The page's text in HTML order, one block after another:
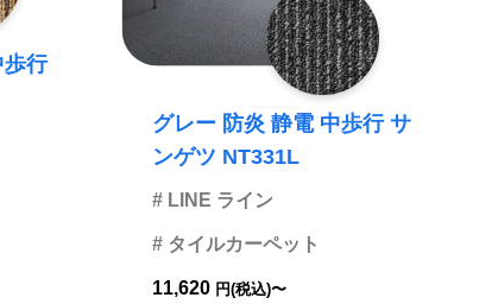
歩行
グレー 防炎 静電 中歩行 サ
ンゲツ NT331L
# LINE ライン
# タイルカーペット
11,620 円(税込)〜